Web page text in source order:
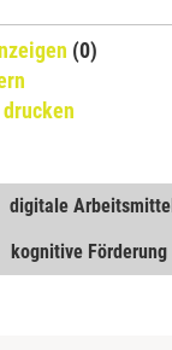
(0)
digitale Arbeitsmittel
kognitive Förderung